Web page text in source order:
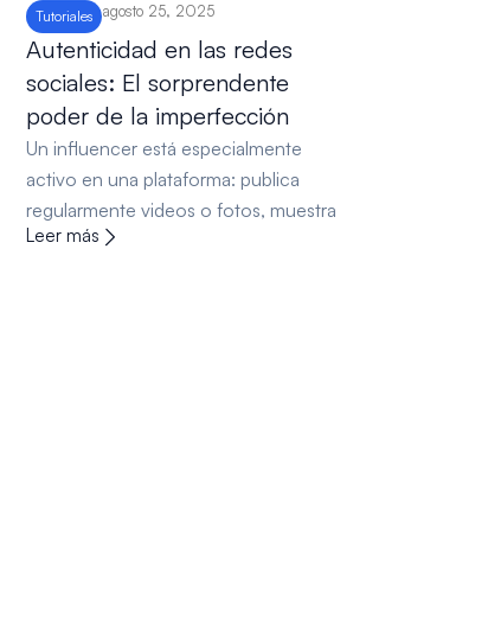
Tutoriales agosto 25, 2025
Autenticidad en las redes
sociales: El sorprendente
poder de la imperfección
Un influencer está especialmente
activo en una plataforma: publica
regularmente videos o fotos, muestra
Leer más